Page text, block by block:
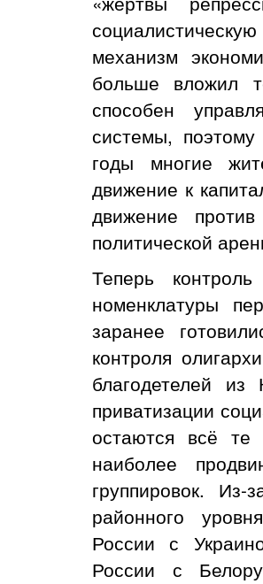
механизм
больше вложил
способен
системы,
годы многие
движение к
движение
политической
Теперь
номенклатуры
заранее
контроля
благодетелей
приватизации
остаются всё те
наиболее
группировок.
районного
России с
России с